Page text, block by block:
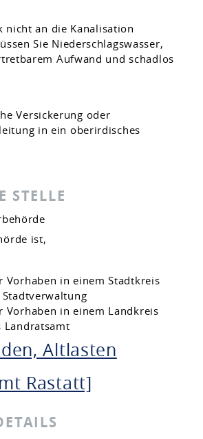
nicht an die Kanalisation
Sie Niederschlagswasser,
Aufwand und schadlos
Versickerung oder
in ein oberirdisches
STELLE
ist,
Vorhaben in einem Stadtkreis
Vorhaben in einem Landkreis
Landratsamt
Altlasten
Rastatt]